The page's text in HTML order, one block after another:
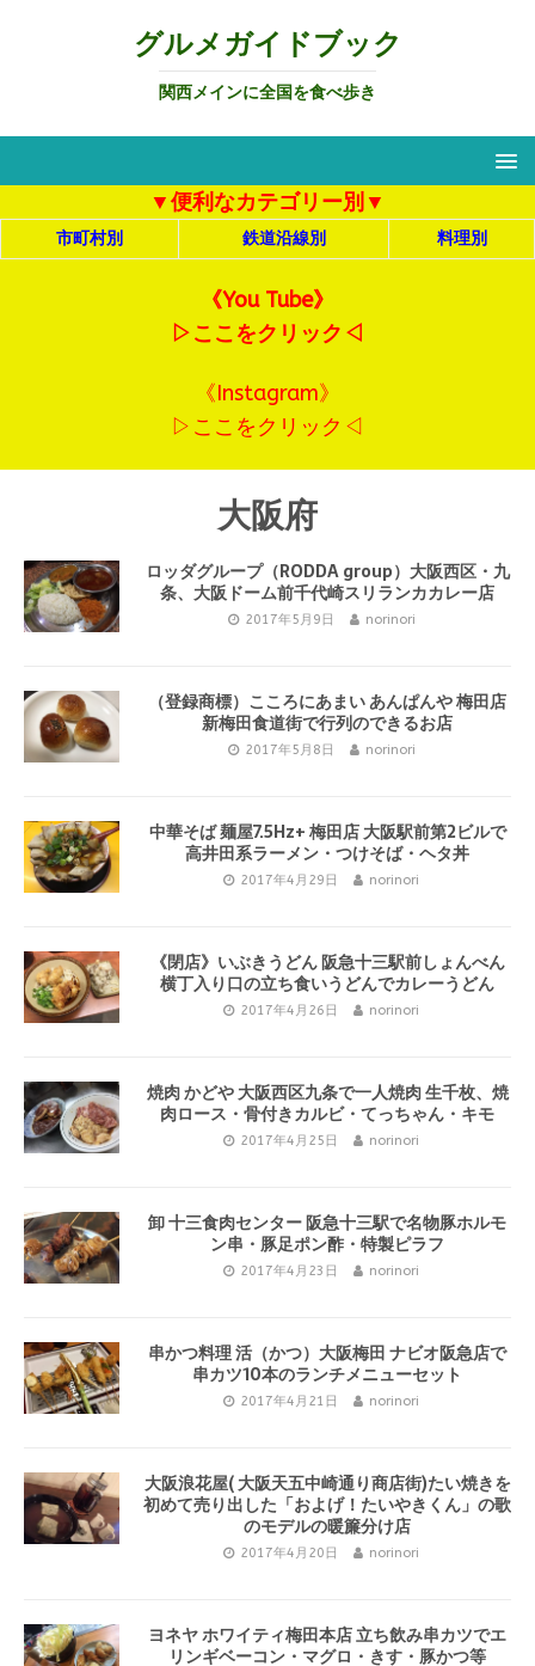
グルメガイドブック
関西メインに全国を食べ歩き
▼便利なカテゴリー別▼
市町村別 鉄道沿線別 料理別
《You Tube》
▷ここをクリック◁
《Instagram》
▷ここをクリック◁
大阪府
ロッダグループ（RODDA group）大阪西区・九
条、大阪ドーム前千代崎スリランカカレー店
2017年5月9日 norinori
（登録商標）こころにあまい あんぱんや 梅田店
新梅田食道街で行列のできるお店
2017年5月8日 norinori
中華そば 麺屋7.5Hz+ 梅田店 大阪駅前第2ビルで
高井田系ラーメン・つけそば・ヘタ丼
2017年4月29日 norinori
《閉店》いぶきうどん 阪急十三駅前しょんべん
横丁入り口の立ち食いうどんでカレーうどん
2017年4月26日 norinori
焼肉 かどや 大阪西区九条で一人焼肉 生千枚、焼
肉ロース・骨付きカルビ・てっちゃん・キモ
2017年4月25日 norinori
卸 十三食肉センター 阪急十三駅で名物豚ホルモ
ン串・豚足ポン酢・特製ピラフ
2017年4月23日 norinori
串かつ料理 活（かつ）大阪梅田 ナビオ阪急店で
串カツ10本のランチメニューセット
2017年4月21日 norinori
大阪浪花屋( 大阪天五中崎通り商店街)たい焼きを
初めて売り出した「およげ！たいやきくん」の歌
のモデルの暖簾分け店
2017年4月20日 norinori
ヨネヤ ホワイティ梅田本店 立ち飲み串カツでエ
リンギベーコン・マグロ・きす・豚かつ等